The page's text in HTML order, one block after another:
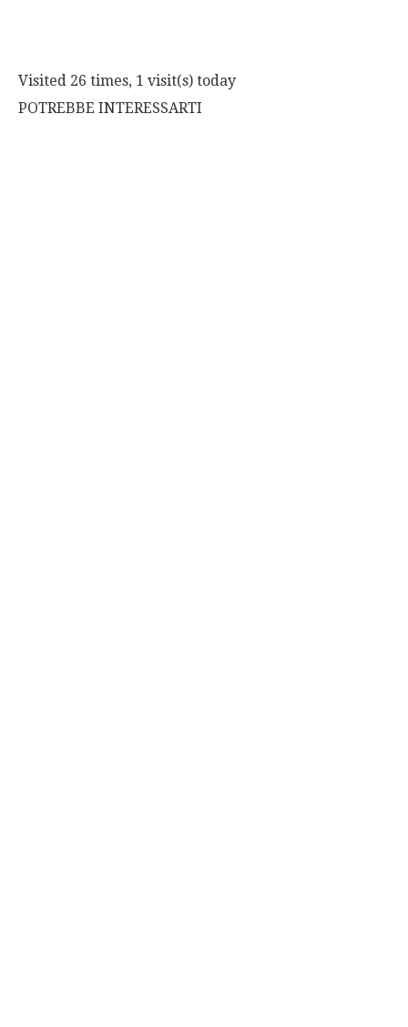
Visited 26 times, 1 visit(s) today
POTREBBE INTERESSARTI